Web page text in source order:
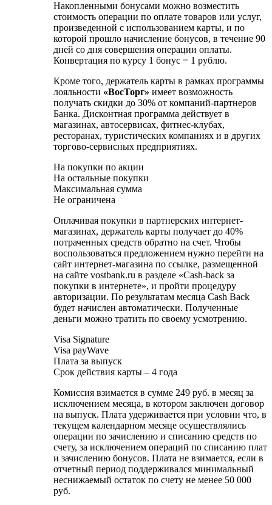
Накопленными бонусами можно возместить
стоимость операции по оплате товаров или услуг,
произведенной с использованием карты, и по
которой прошло начисление бонусов, в течение 90
дней со дня совершения операции оплаты.
Конвертация по курсу 1 бонус = 1 рублю.
Кроме того, держатель карты в рамках программы
лояльности «ВосТорг» имеет возможность
получать скидки до 30% от компаний-партнеров
Банка. Дисконтная программа действует в
магазинах, автосервисах, фитнес-клубах,
ресторанах, туристических компаниях и в других
торгово-сервисных предприятиях.
На покупки по акции
На остальные покупки
Максимальная сумма
Не ограничена
Оплачивая покупки в партнерских интернет-
магазинах, держатель карты получает до 40%
потраченных средств обратно на счет. Чтобы
воспользоваться предложением нужно перейти на
сайт интернет-магазина по ссылке, размещенной
на сайте vostbank.ru в разделе «Cash-back за
покупки в интернете», и пройти процедуру
авторизации. По результатам месяца Cash Back
будет начислен автоматически. Полученные
деньги можно тратить по своему усмотрению.
Visa Signature
Visa payWave
Плата за выпуск
Срок действия карты – 4 года
Комиссия взимается в сумме 249 руб. в месяц за
исключением месяца, в котором заключен договор
на выпуск. Плата удерживается при условии что, в
текущем календарном месяце осуществлялись
операции по зачислению и списанию средств по
счету, за исключением операций по списанию плат
и зачислению бонусов. Плата не взимается, если в
отчетный период поддерживался минимальный
неснижаемый остаток по счету не менее 50 000
руб.